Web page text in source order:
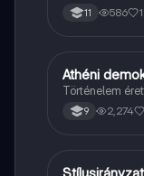
11 586
Töri
Athéni
Történelem
9 2,274
Magyar